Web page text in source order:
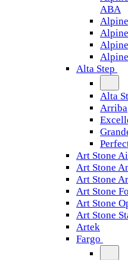
ABA
Alta Step
Alta
Arriba
Art Stone
Art Stone
Art Stone
Art Stone
Art Stone
Art Stone
Artek
Fargo